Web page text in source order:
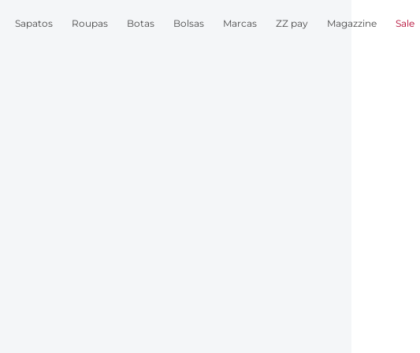
Sapatos Roupas Botas Bolsas Marcas ZZ pay Magazzine Sale